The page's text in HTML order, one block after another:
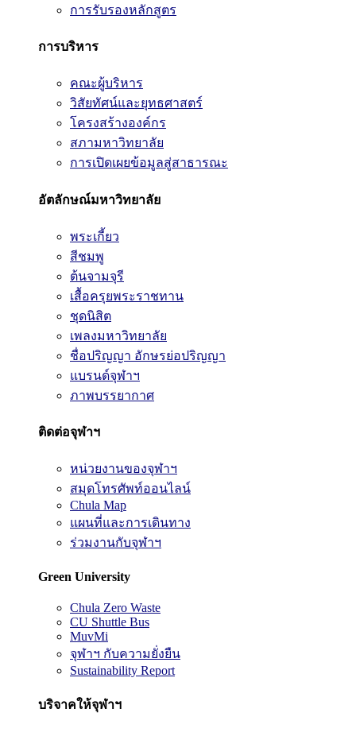
การรับรองหลักสูตร
การบริหาร
คณะผู้บริหาร
วิสัยทัศน์และยุทธศาสตร์
โครงสร้างองค์กร
สภามหาวิทยาลัย
การเปิดเผยข้อมูลสู่สาธารณะ
อัตลักษณ์มหาวิทยาลัย
พระเกี้ยว
สีชมพู
ต้นจามจุรี
เสื้อครุยพระราชทาน
ชุดนิสิต
เพลงมหาวิทยาลัย
ชื่อปริญญา อักษรย่อปริญญา
แบรนด์จุฬาฯ
ภาพบรรยากาศ
ติดต่อจุฬาฯ
หน่วยงานของจุฬาฯ
สมุดโทรศัพท์ออนไลน์
Chula Map
แผนที่และการเดินทาง
ร่วมงานกับจุฬาฯ
Green University
Chula Zero Waste
CU Shuttle Bus
MuvMi
จุฬาฯ กับความยั่งยืน
Sustainability Report
บริจาคให้จุฬาฯ